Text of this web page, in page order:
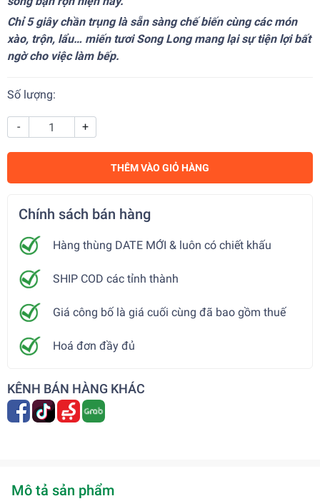
Chỉ 5 giây chần trụng là sẵn sàng chế biến cùng các món
xào, trộn, lẩu… miến tươi Song Long mang lại sự tiện lợi bất
ngờ cho việc làm bếp.
Số lượng:
- +
THÊM VÀO GIỎ HÀNG
Chính sách bán hàng
Hàng thùng DATE MỚI & luôn có chiết khấu
SHIP COD các tỉnh thành
Giá công bố là giá cuối cùng đã bao gồm thuế
Hoá đơn đầy đủ
KÊNH BÁN HÀNG KHÁC
Mô tả sản phẩm